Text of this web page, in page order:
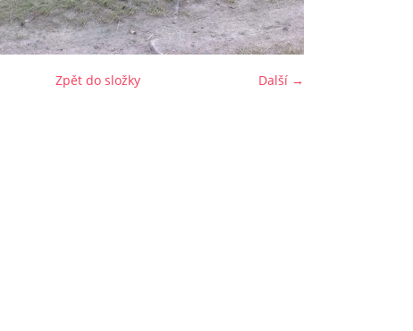
Další →
Zpět do složky